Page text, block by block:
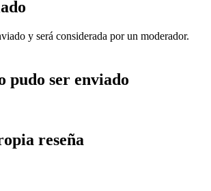
y será considerada por un moderador.
pudo ser enviado
reseña